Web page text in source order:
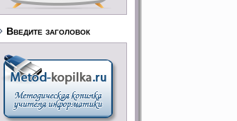
Введите заголовок